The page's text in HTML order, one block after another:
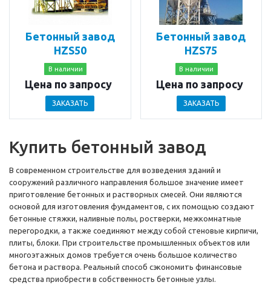
Бетонный завод
HZS50
В наличии
Цена по запросу
ЗАКАЗАТЬ
Бетонный завод
HZS75
В наличии
Цена по запросу
ЗАКАЗАТЬ
Купить бетонный завод
В современном строительстве для возведения зданий и
сооружений различного направления большое значение имеет
приготовление бетонных и растворных смесей. Они являются
основой для изготовления фундаментов, с их помощью создают
бетонные стяжки, наливные полы, ростверки, межкомнатные
перегородки, а также соединяют между собой стеновые кирпичи,
плиты, блоки. При строительстве промышленных объектов или
многоэтажных домов требуется очень большое количество
бетона и раствора. Реальный способ сэкономить финансовые
средства приобрести в собственность бетонные узлы.